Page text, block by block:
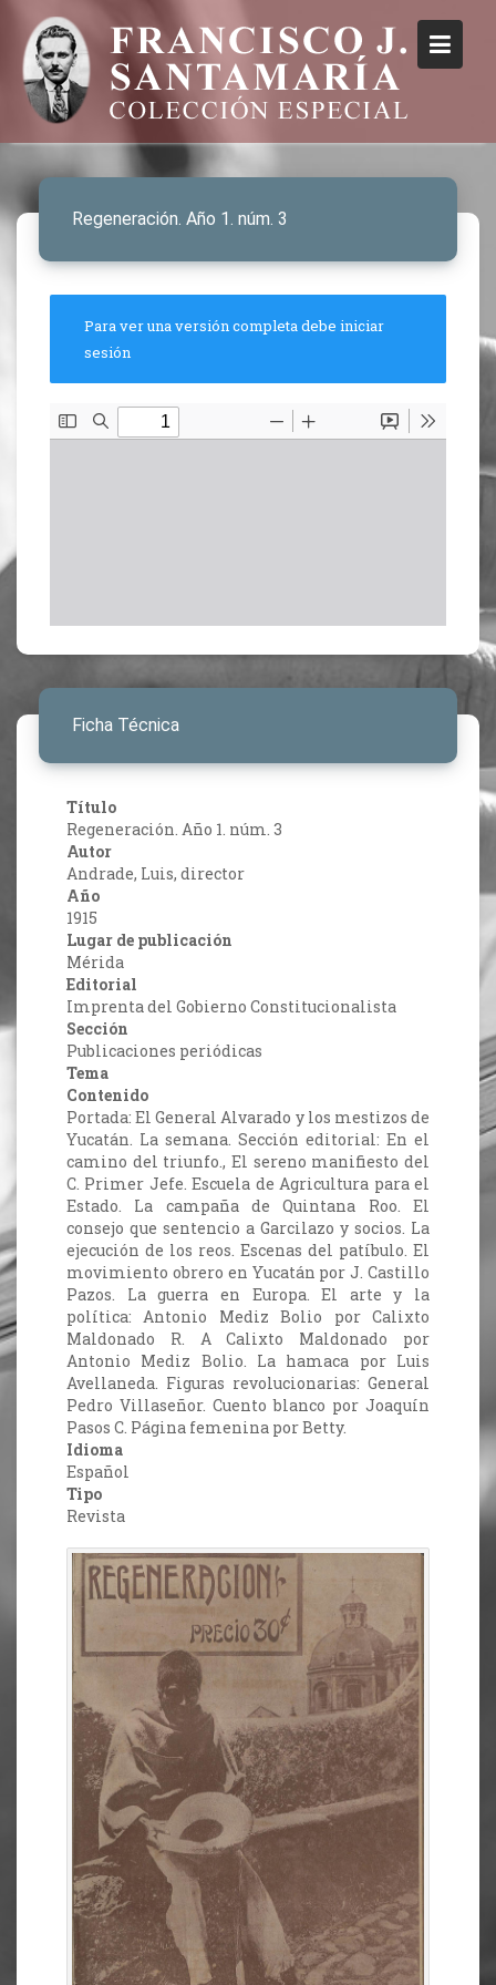
Regeneración. Año 1. núm. 3
Para ver una versión completa debe iniciar
sesión
Ficha Técnica
Título
Regeneración. Año 1. núm. 3
Autor
Andrade, Luis, director
Año
1915
Lugar de publicación
Mérida
Editorial
Imprenta del Gobierno Constitucionalista
Sección
Publicaciones periódicas
Tema
Contenido
Portada: El General Alvarado y los mestizos de
Yucatán. La semana. Sección editorial: En el
camino del triunfo., El sereno manifiesto del
C. Primer Jefe. Escuela de Agricultura para el
Estado. La campaña de Quintana Roo. El
consejo que sentencio a Garcilazo y socios. La
ejecución de los reos. Escenas del patíbulo. El
movimiento obrero en Yucatán por J. Castillo
Pazos. La guerra en Europa. El arte y la
política: Antonio Mediz Bolio por Calixto
Maldonado R. A Calixto Maldonado por
Antonio Mediz Bolio. La hamaca por Luis
Avellaneda. Figuras revolucionarias: General
Pedro Villaseñor. Cuento blanco por Joaquín
Pasos C. Página femenina por Betty.
Idioma
Español
Tipo
Revista